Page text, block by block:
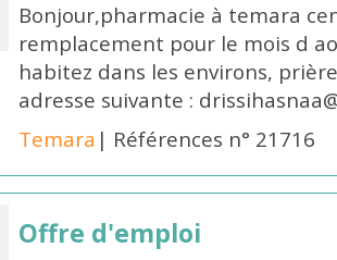
Bonjour,pharmacie à temara
remplacement pour le mois d
habitez dans les environs,
adresse suivante :
Temara | Références n° 21716
Offre d'emploi